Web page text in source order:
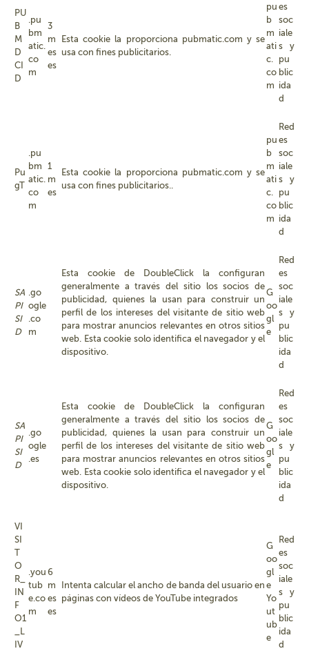
PU
B
M
D
CI
D
.pu
bm
atic.
co
m
3
m
es
es
Esta cookie la proporciona pubmatic.com y se
usa con fines publicitarios.
pu
b
m
ati
c.
co
m
es
soc
iale
s y
pu
blic
ida
d
Pu
gT
.pu
bm
atic.
co
m
1
m
es
Esta cookie la proporciona pubmatic.com y se
usa con fines publicitarios..
pu
b
m
ati
c.
co
m
Red
es
soc
iale
s y
pu
blic
ida
d
SA
PI
SI
D
.go
ogle
.co
m
Esta cookie de DoubleClick la configuran
generalmente a través del sitio los socios de
publicidad, quienes la usan para construir un
perfil de los intereses del visitante de sitio web
para mostrar anuncios relevantes en otros sitios
web. Esta cookie solo identifica el navegador y el
dispositivo.
G
oo
gl
e
Red
es
soc
iale
s y
pu
blic
ida
d
SA
PI
SI
D
.go
ogle
.es
Esta cookie de DoubleClick la configuran
generalmente a través del sitio los socios de
publicidad, quienes la usan para construir un
perfil de los intereses del visitante de sitio web
para mostrar anuncios relevantes en otros sitios
web. Esta cookie solo identifica el navegador y el
dispositivo.
G
oo
gl
e
Red
es
soc
iale
s y
pu
blic
ida
d
VI
SI
T
O
R_
IN
F
O1
_L
IV
.you
tub
e.co
m
6
m
es
es
Intenta calcular el ancho de banda del usuario en
páginas con vídeos de YouTube integrados
G
oo
gl
e
Yo
ut
ub
e
Red
es
soc
iale
s y
pu
blic
ida
d